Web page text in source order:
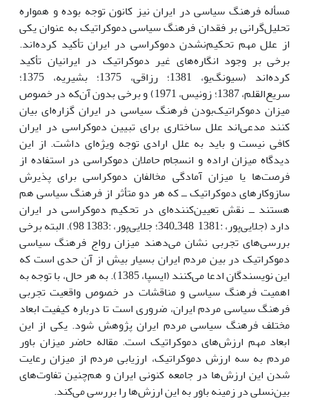
مسأله فرهنگ سیاسى در ایران نیز کانون توجه بوده و همواره
تحلیل‌گرانى بر فقدان فرهنگ سیاسى دموکراتیک به عنوان یکى
از علل مهم تحکیم‌نشدن دموکراسى در ایران تأکید کرده‌اند.
برخى بر وجود انگاره‌هاى غیر دموکراتیک در ایرانیان تأکید
کرده‌اند (سیونگ‌یو، 1381؛ رزاقى، 1375؛ بشیریه، 1375؛
سریع‌القلم، 1387؛ زونیس، 1971) و برخى بدون آن‌که در خصوص
میزان دموکراتیک‌بودن فرهنگ سیاسى در ایران گزاره‌اى بیان
کنند مدعى‌اند علل ساختارى براى تبیین دموکراسى در ایران
کافى نیست و باید به علل ارادى توجه ویژه‌اى داشت. از این
دیدگاه میزان اراده و انسجام حاملان دموکراسى در استفاده از
فرصت‌ها یا میزان آمادگى مخالفان دموکراسى براى پذیرش
سازوکارهاى دموکراتیک ــ که هر دو متأثر از فرهنگ سیاسى هم
هستند ــ نقش تعیین‌کننده‌اى در تحکیم دموکراسى در ایران
دارد (جلایى‌پور، :1381 348ـ340؛ جلایى‌پور، :1383 98). البته برخى
بررسى‌هاى تجربى نشان مى‌دهند میزان رواج فرهنگ سیاسى
دموکراتیک در بین مردم ایران بسیار بیش از آن حدى است که
این نویسندگان ادعا مى‌کنند (ایسپا، 1385). به هر حال، با توجه به
اهمیت فرهنگ سیاسى و مناقشات در خصوص واقعیت تجربى
فرهنگ سیاسى مردم ایران، ضرورى است تا درباره کیفیت ابعاد
مختلف فرهنگ سیاسى مردم ایران پژوهش شود. یکى از این
ابعاد مهم ارزش‌هاى دموکراتیک است. مقاله حاضر میزان باور
مردم به سه ارزش دموکراتیک، ارزیابى مردم از میزان رعایت
شدن این ارزش‌ها در جامعه کنونى ایران و هم‌چنین تفاوت‌هاى
بین‌نسلى در زمینه باور به این ارزش‌ها را بررسى مى‌کند.